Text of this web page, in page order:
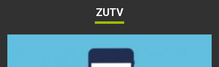
ZUTV